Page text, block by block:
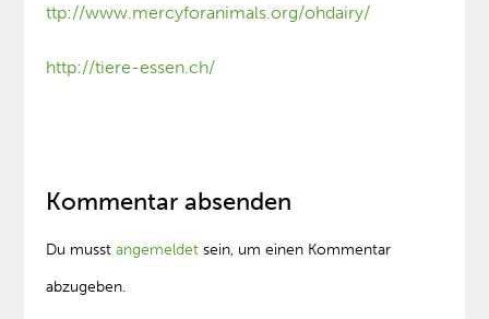
ttp://www.mercyforanimals.org/ohdairy/
http://tiere-essen.ch/
Kommentar absenden
Du musstangemeldet sein, um einen Kommentar
abzugeben.